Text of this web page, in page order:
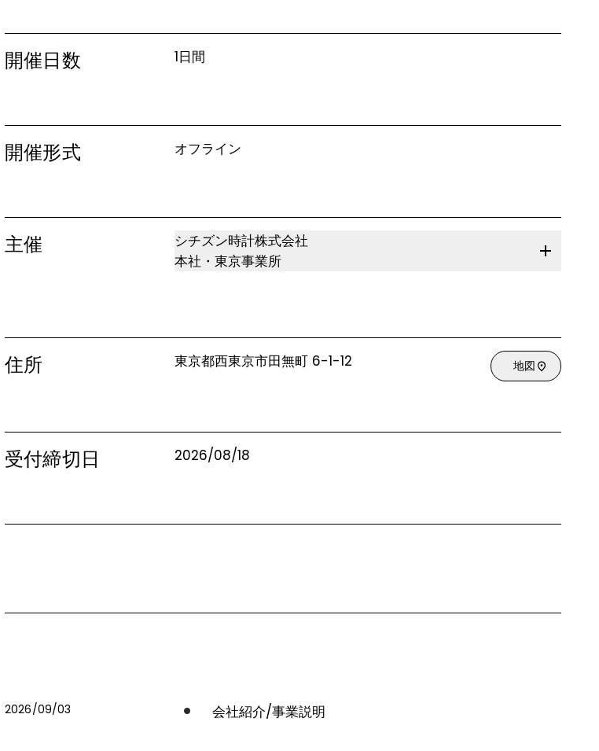
開催日数 1日間
開催形式 オフライン
主催
シチズン時計株式会社
本社・東京事業所
住所 東京都西東京市田無町 6-1-12 地図
受付締切日 2026/08/18
2026/09/03 会社紹介/事業説明